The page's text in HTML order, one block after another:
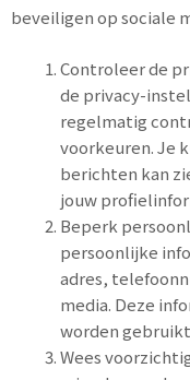
beveiligen op sociale
Controleer de
de privacy-
regelmatig
voorkeuren. Je
berichten kan
jouw
Beperk
persoonlijke
adres,
media. Deze
worden
Wees